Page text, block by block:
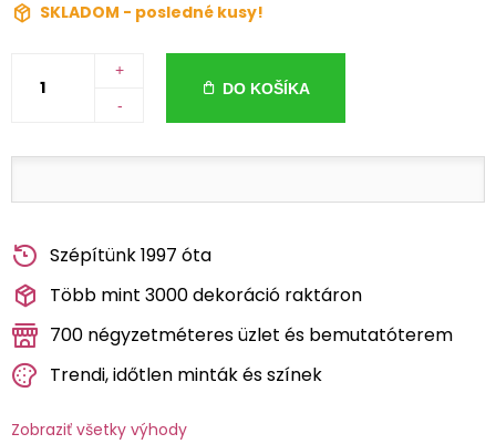
SKLADOM - posledné kusy!
+
-
DO KOŠÍKA
Szépítünk 1997 óta
Több mint 3000 dekoráció raktáron
700 négyzetméteres üzlet és bemutatóterem
Trendi, időtlen minták és színek
Zobraziť všetky výhody